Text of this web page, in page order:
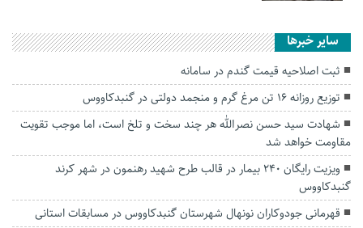
سایر خبرها
ثبت اصلاحیه قیمت گندم در سامانه
توزیع روزانه ۱۶ تن مرغ گرم و منجمد دولتی در گنبدکاووس
شهادت سید حسن نصرالله هر چند سخت و تلخ است، اما موجب تقویت
مقاومت خواهد شد
ویزیت رایگان ۲۴۰ بیمار در قالب طرح شهید رهنمون در شهر کرند
گنبدکاووس
قهرمانی جودوکاران نونهال شهرستان گنبدکاووس در مسابقات استانی